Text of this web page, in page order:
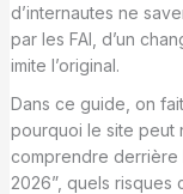
d’internautes ne
par les FAI, d’un
imite l’original.
Dans ce guide, on
pourquoi le site peut
comprendre derrière
2026”, quels risques